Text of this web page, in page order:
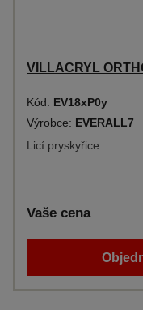
VILLACRYL
Kód: EV18xP0y
Výrobce: EVERALL7
Licí pryskyřice
Vaše cena